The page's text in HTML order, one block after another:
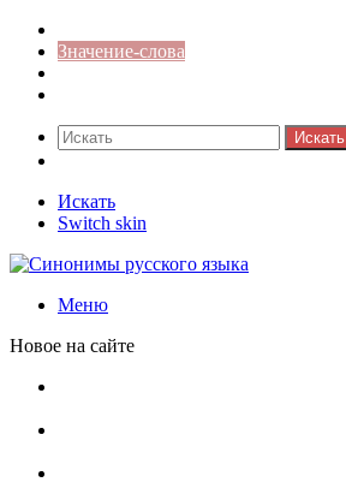
Значение-слова
Искать
Искать
Switch skin
Меню
Новое на сайте